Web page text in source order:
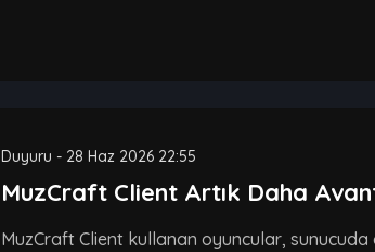
Duyuru - 28 Haz 2026 22:55
MuzCraft Client Artık Daha
MuzCraft Client kullanan oyuncular, sunucuda